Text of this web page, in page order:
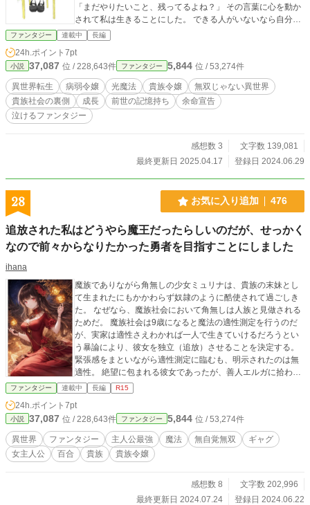
「まだやりたいこと、残ってるよね？」 その言葉に心を動か
されて私は生きることにした。 できる人がいないなら自分で
やるしかない。 時に怯え投げ出したくなりながらも、それで
も前に進む。 武器は、ラノベ由来の令嬢知識と生まれながら
の貴族特権。 これはただ生きるためだけに全てを賭けて学び
続ける物語。 神も男も必要ない。あるのは努力、そして諦め
ない心。 挫けても何度でも立ち上がる少女の10年の闘いを、
見届けろ。 ーーーーー 0章は一気読み推奨 ※病弱主人公
なので流血表現や急な失神あり ※カクヨム様でも連載中
現在7700pv、146フォロワー、☆103、550いいね、36応援
初日：626pt (お気に入り7) 2024/07/03：1057pt (お気に入り
8) 2024/07/09：2222pt (お気に入り10) 2024/08/08：5156pt
(お気に入り15) 2024/10/15：10238pt (お気に入り21/カクヨ
ム版12) 2025/03/11：20025pt(お気に入り36/カクヨム版120)
2025/02/27：10万文字突破！ 2025/04/01：50話突破/作者の
ファンタジー 連載中 長編
24h.ポイント 7pt
小説 37,087 位 / 228,643件 ファンタジー 5,844 位 / 53,274件
異世界転生 病弱令嬢 光魔法 貴族令嬢
無双じゃない異世界
貴族社会の裏側
成長 前世の記憶持ち
余命宣告
泣けるファンタジー
感想数 3
文字数 139,081
最終更新日 2025.04.17
登録日 2024.06.29
28 お気に入り追加 476
追放された私はどうやら魔王だったらしいのだが、せっかく
なので前々からなりたかった勇者を目指すことにしました
ihana
魔族でありながら角無しの少女ミュリナは、貴族の末妹とし
て生まれたにもかかわらず奴隷のように酷使されて過ごしき
た。 なぜなら、魔族社会において角無しは人族と見做される
ためだ。 魔族社会は9歳になると魔法の適性測定を行うのだ
が、実家は適性さえわかれば一人で生きていけるだろうとい
う暴論により、彼女を独立（追放）させることを決定する。
緊張感をまといながら適性測定に臨むも、明示されたのは無
適性。 絶望に包まれる彼女であったが、善人エルガに拾われ
ることで一命を取り留める。 エルガさんに生き方を学びなが
ら16歳となった彼女は、幼いころから夢見ていた勇者になろ
うと決意する。 だが、ちょうど人族領の国境を越えたとこ
ろ、自分は魔王であることを知るのであった。
ファンタジー 連載中 長編 R15
24h.ポイント 7pt
小説 37,087 位 / 228,643件 ファンタジー 5,844 位 / 53,274件
異世界 ファンタジー 主人公最強 魔法 無自覚無双
ギャグ
女主人公
百合 貴族 貴族令嬢
感想数 8
文字数 202,996
最終更新日 2024.07.24
登録日 2024.06.22